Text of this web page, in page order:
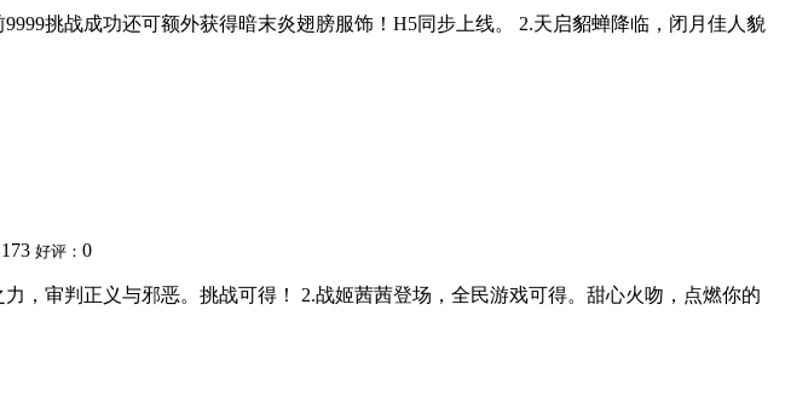
挑战成功还可额外获得暗末炎翅膀服饰！H5同步上线。 2.天启貂蝉降临，闭月佳人貌
173 好评： 0
，审判正义与邪恶。挑战可得！ 2.战姬茜茜登场，全民游戏可得。甜心火吻，点燃你的